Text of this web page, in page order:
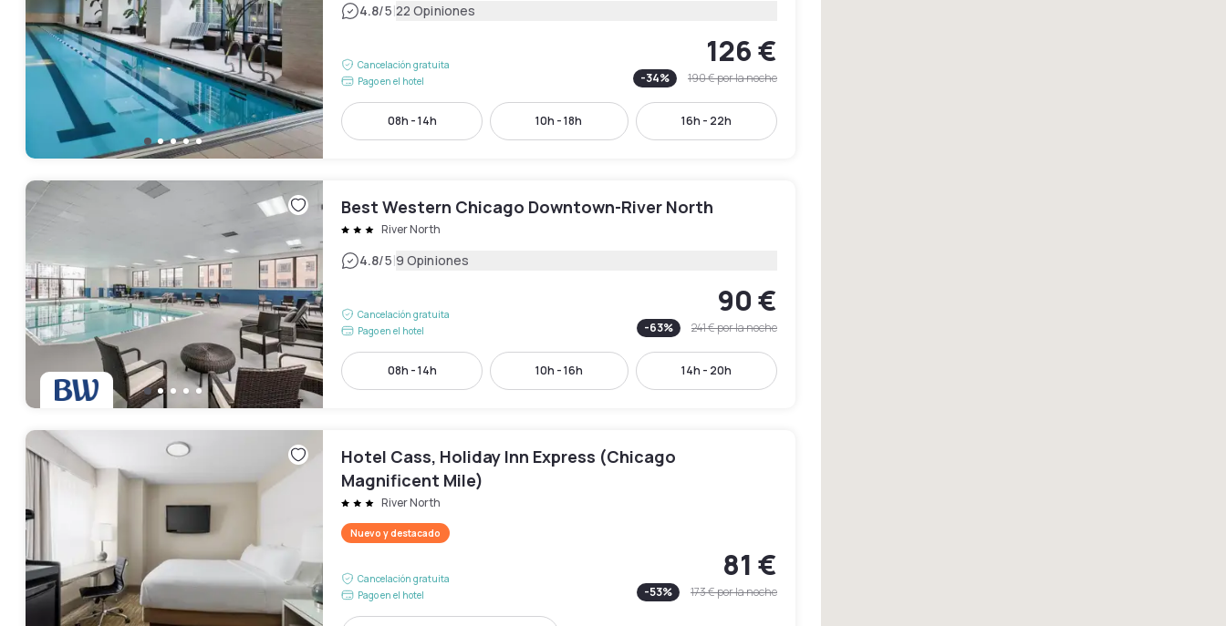
4.8/5|22 Opiniones
Cancelación gratuita
Pago en el hotel
126 €
-34% 190 €por la noche
08h - 14h 10h - 18h 16h - 22h
Best Western Chicago Downtown-River North
River North
4.8/5|9 Opiniones
Cancelación gratuita
Pago en el hotel
90 €
-63% 241 €por la noche
08h - 14h 10h - 16h 14h - 20h
Hotel Cass, Holiday Inn Express (Chicago
Magnificent Mile)
River North
Nuevo y destacado
Cancelación gratuita
Pago en el hotel
81 €
-53% 173 €por la noche